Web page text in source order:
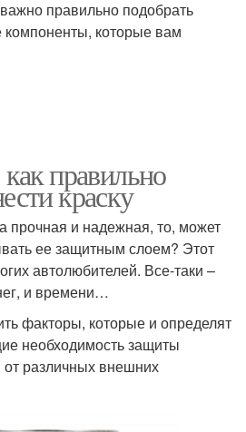
правильно подобрать
которые вам
правильно
краску
прочная и надежная, то, может
ее защитным слоем? Этот
автолюбителей. Все-таки –
и времени…
факторы, которые и определят
необходимость защиты
от различных внешних